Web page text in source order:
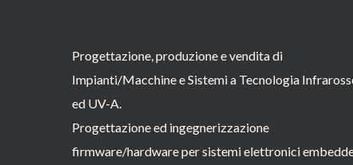
Progettazione, produzione e vendita di
Impianti/Macchine e Sistemi a Tecnologia
ed UV-A.
Progettazione ed ingegnerizzazione
firmware/hardware per sistemi elettronici